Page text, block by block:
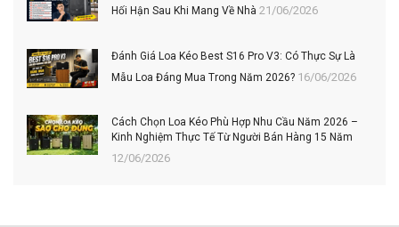
Hối Hận Sau Khi Mang Về Nhà 21/06/2026
Đánh Giá Loa Kéo Best S16 Pro V3: Có Thực Sự Là
Mẫu Loa Đáng Mua Trong Năm 2026? 16/06/2026
Cách Chọn Loa Kéo Phù Hợp Nhu Cầu Năm 2026 –
Kinh Nghiệm Thực Tế Từ Người Bán Hàng 15 Năm
12/06/2026